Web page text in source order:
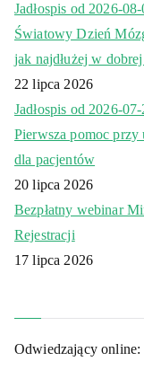
Jadłospis od 2026-
Światowy Dzień
jak najdłużej w
22 lipca 2026
Jadłospis od 2026-
Pierwsza pomoc przy
dla pacjentów
20 lipca 2026
Bezpłatny webinar
Rejestracji
17 lipca 2026
Odwiedzający online: